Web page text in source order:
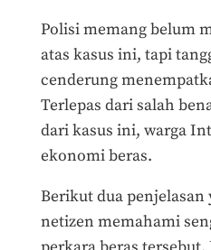
Polisi memang belum
atas kasus ini, tapi
cenderung
Terlepas dari salah
dari kasus ini, warga
ekonomi beras.
Berikut dua
netizen memahami